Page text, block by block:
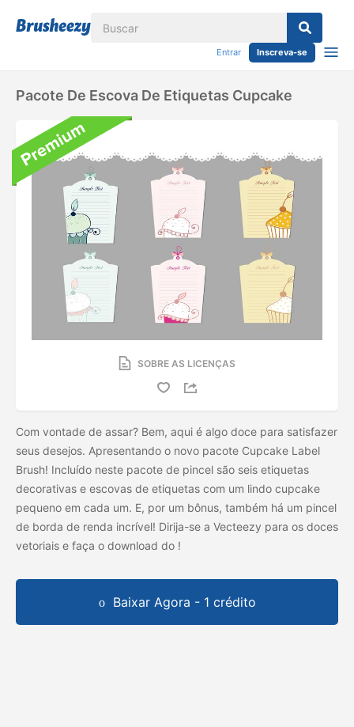
Entrar Inscreva-se
Pacote De Escova De Etiquetas Cupcake
SOBRE AS LICENÇAS
Com vontade de assar? Bem, aqui é algo doce para satisfazer
seus desejos. Apresentando o novo pacote Cupcake Label
Brush! Incluído neste pacote de pincel são seis etiquetas
decorativas e escovas de etiquetas com um lindo cupcake
pequeno em cada um. E, por um bônus, também há um pincel
de borda de renda incrível! Dirija-se a Vecteezy para os doces
vetoriais e faça o download do !
Baixar Agora - 1 crédito